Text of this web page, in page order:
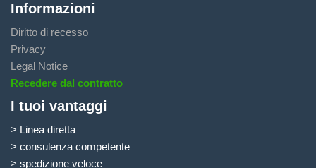
Informazioni
Diritto di recesso
Privacy
Legal Notice
Recedere dal contratto
I tuoi vantaggi
> Linea diretta
> consulenza competente
> spedizione veloce